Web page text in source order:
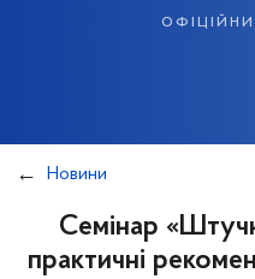
Новини
Семінар
практичні